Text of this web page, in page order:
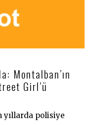
Montalban’ın
Girl’ü
yıllarda polisiye